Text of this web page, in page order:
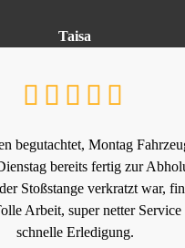
Taisa
begutachtet, Montag
bereits fertig zur
Stoßstange verkratzt war,
Arbeit, super netter Service
schnelle Erledigung.